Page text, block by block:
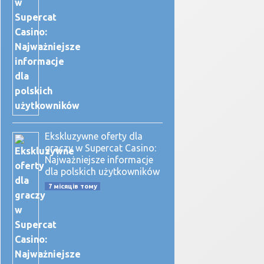
Ekskluzywne oferty dla
graczy w Supercat Casino:
Najważniejsze informacje
dla polskich użytkowników
7 місяців тому